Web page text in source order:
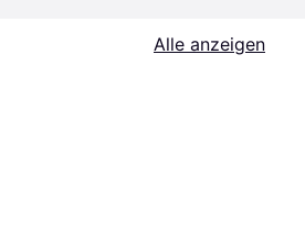
Alle anzeigen